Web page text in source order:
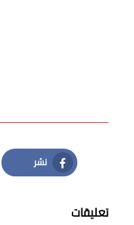
نشر
Facebook
تعليقات